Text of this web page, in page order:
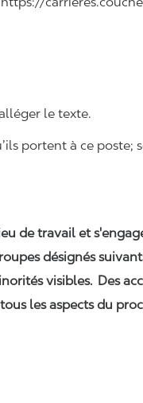
le texte.
portent à ce poste;
de travail et
désignés
visibles. Des
les aspects du